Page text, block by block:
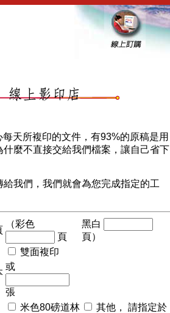
天所複印的文件，有93%的原稿是用
麼不直接交給我們檔案，讓自己省下
我們，我們就會為您完成指定的工
（彩色
頁
黑白
頁）
雙面複印
或
張
米色80磅道林
其他， 請指定於